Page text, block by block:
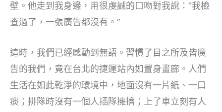
壁。他走到我身邊，用很虔誠的口吻對我說：“我檢
查過了，一張廣告都沒有。”
這時，我們已經感動到無語。習慣了目之所及皆廣
告的我們，竟在台北的捷運站內如置身畫廊。人們
生活在如此乾淨的環境中，地面沒有一片紙、一口
痰；排隊時沒有一個人插隊擁擠；上了車立刻有人